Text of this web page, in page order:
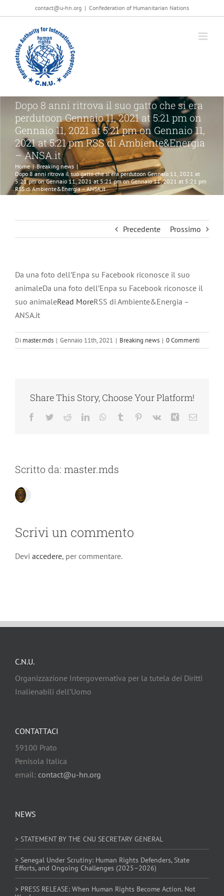
al
contenuto
contact@u-hn.org | Confederation of Humanitarian Nations
Dopo 8 anni ritrova il suo gatto che si era
perdutoon Gennaio 11, 2021 at 5:21 pm on
Gennaio 11, 2021 at 5:21 pm on Gennaio 11,
2021 at 5:21 pm RSS di Ambiente&Energia
– ANSA.it
Home | Breaking news |
Dopo 8 anni ritrova il suo gatto che si era perdutoon Gennaio 11, 2021 at
5:21 pm on Gennaio 11, 2021 at 5:21 pm on Gennaio 11, 2021 at 5:21 pm
RSS di Ambiente&Energia – ANSA.it
Precedente Prossimo
Da una foto dell’Enpa su Facebook riconosce il suo
animaleDa una foto dell’Enpa su Facebook riconosce il
suo animaleRead MoreRSS di Ambiente&Energia –
ANSA.it
Di master.mds | Gennaio 11th, 2021 | Breaking news | 0 Commenti
Share This Story, Choose Your Platform!
Facebook
TwitterRedditLinkedInWhatsApp
Tumblr Pinterest
Vk Xing Email
Scritto da: master.mds
Scrivi un commento
Devi accedere, per commentare.
C.N.U.
Organizzazione Intergovernativa per la tutela dei Diritti
Inalienabili dell’Uomo
NEWS
> STATEMENT BY THE CNU SECRETARY GENERAL
> Senegal Under Scrutiny: Human Rights Defenders, State
Efforts, and Ongoing Challenges (2025–2026)
> PRESS RELEASE: When Human Rights Become Action. Not
CONTATTACI
59100 Prato
Penisola Italica
email: contact@u-hn.org